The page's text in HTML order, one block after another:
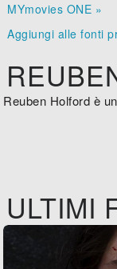
MYmovies ONE »
Aggiungi alle fonti
Reuben Holford è
ULTIMI